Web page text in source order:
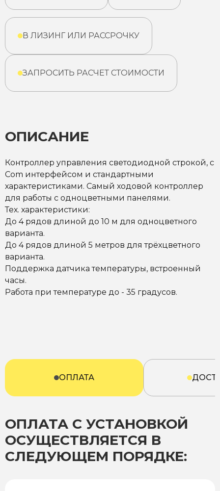
В ЛИЗИНГ ИЛИ РАССРОЧКУ
ЗАПРОСИТЬ РАСЧЕТ СТОИМОСТИ
ОПИСАНИЕ
Контроллер управления светодиодной строкой, с
Com интерфейсом и стандартными
характеристиками. Самый ходовой контроллер
для работы с одноцветными панелями.
Тех. характеристики:
До 4 рядов длиной до 10 м для одноцветного
варианта.
До 4 рядов длиной 5 метров для трёхцветного
варианта.
Поддержка датчика температуры, встроенный
часы.
Работа при температуре до - 35 градусов.
ОПЛАТА
ОПЛАТА С УСТАНОВКОЙ
ОСУЩЕСТВЛЯЕТСЯ В
СЛЕДУЮЩЕМ ПОРЯДКЕ: